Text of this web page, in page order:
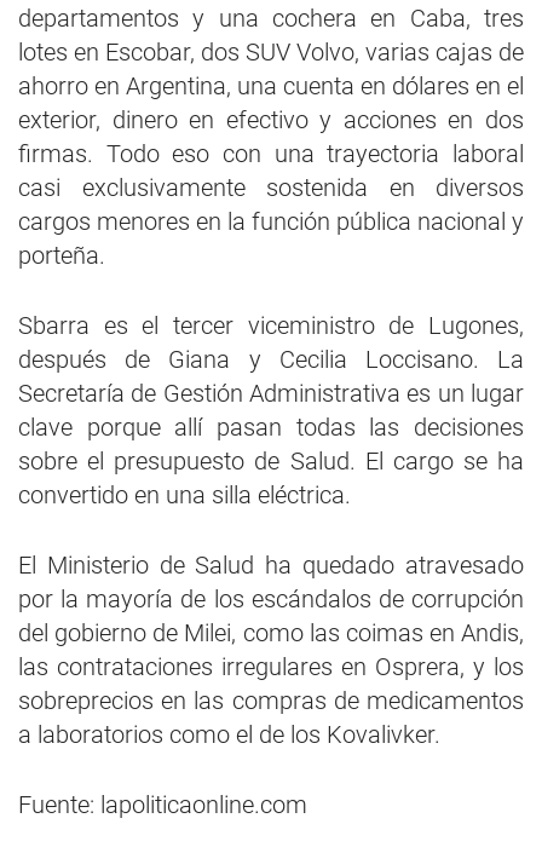
departamentos y una cochera en Caba, tres
lotes en Escobar, dos SUV Volvo, varias cajas de
ahorro en Argentina, una cuenta en dólares en el
exterior, dinero en efectivo y acciones en dos
firmas. Todo eso con una trayectoria laboral
casi exclusivamente sostenida en diversos
cargos menores en la función pública nacional y
porteña.
Sbarra es el tercer viceministro de Lugones,
después de Giana y Cecilia Loccisano. La
Secretaría de Gestión Administrativa es un lugar
clave porque allí pasan todas las decisiones
sobre el presupuesto de Salud. El cargo se ha
convertido en una silla eléctrica.
El Ministerio de Salud ha quedado atravesado
por la mayoría de los escándalos de corrupción
del gobierno de Milei, como las coimas en Andis,
las contrataciones irregulares en Osprera, y los
sobreprecios en las compras de medicamentos
a laboratorios como el de los Kovalivker.
Fuente: lapoliticaonline.com